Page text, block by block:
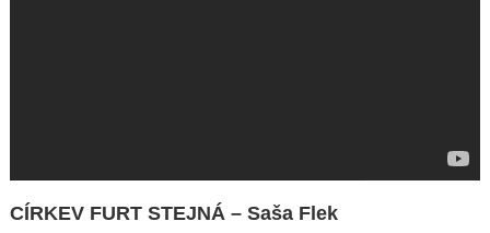
CÍRKEV FURT STEJNÁ – Saša Flek